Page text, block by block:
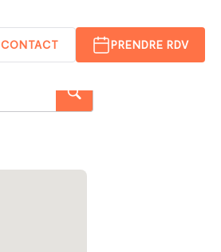
CONTACT PRENDRE RDV